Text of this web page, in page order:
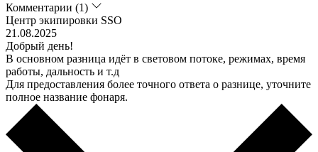
Комментарии (1)
Центр экипировки SSO
21.08.2025
Добрый день!
В основном разница идёт в световом потоке, режимах, время
работы, дальность и т.д
Для предоставления более точного ответа о разнице, уточните
полное название фонаря.